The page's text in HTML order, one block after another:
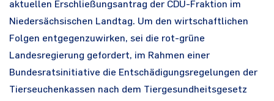
aktuellen Erschließungsantrag der CDU-Fraktion im
Niedersächsischen Landtag. Um den wirtschaftlichen
Folgen entgegenzuwirken, sei die rot-grüne
Landesregierung gefordert, im Rahmen einer
Bundesratsinitiative die Entschädigungsregelungen der
Tierseuchenkassen nach dem Tiergesundheitsgesetz